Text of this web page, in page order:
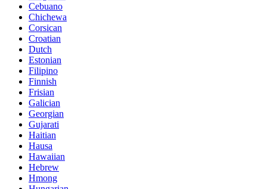
Cebuano
Chichewa
Corsican
Croatian
Dutch
Estonian
Filipino
Finnish
Frisian
Galician
Georgian
Gujarati
Haitian
Hausa
Hawaiian
Hebrew
Hmong